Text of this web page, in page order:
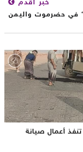
خبر أقدم
في حضرموت واليمن
أعمال صيانة